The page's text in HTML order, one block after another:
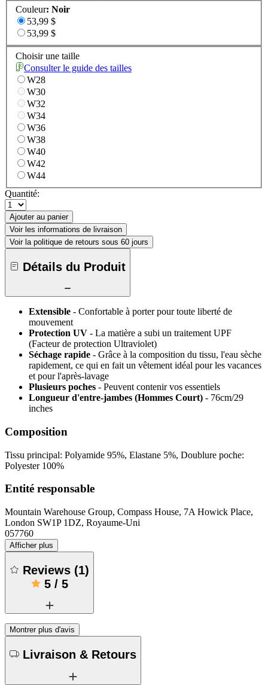
Couleur: Noir
53,99 $
53,99 $
Choisir une taille
Consulter le guide des tailles
W28
W30
W32
W34
W36
W38
W40
W42
W44
Quantité:
Ajouter au panier
Voir les informations de livraison
Voir la politique de retours sous 60 jours
Détails du Produit
Extensible - Confortable à porter pour toute liberté de
mouvement
Protection UV - La matière a subi un traitement UPF
(Facteur de protection Ultraviolet)
Séchage rapide - Grâce à la composition du tissu, l'eau sèche
rapidement, ce qui en fait un vêtement idéal pour les vacances
et pour l'après-lavage
Plusieurs poches - Peuvent contenir vos essentiels
Longueur d'entre-jambes (Hommes Court) - 76cm/29
inches
Composition
Tissu principal: Polyamide 95%, Elastane 5%, Doublure poche:
Polyester 100%
Entité responsable
Mountain Warehouse Group, Compass House, 7A Howick Place,
London SW1P 1DZ, Royaume-Uni
057760
Afficher plus
Reviews (1)
5/ 5
Montrer plus d'avis
Livraison & Retours